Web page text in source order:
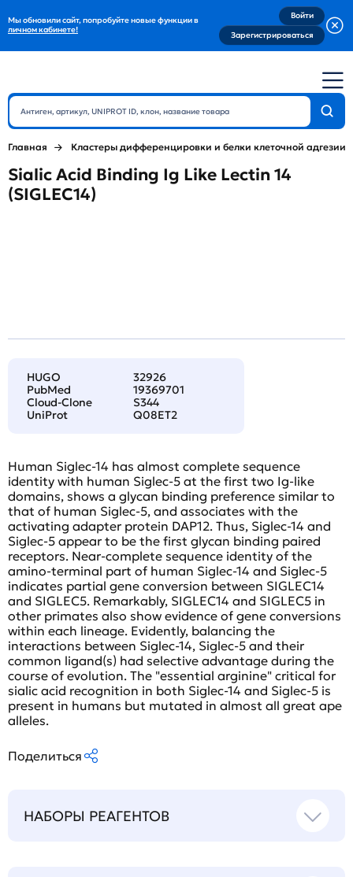
Мы обновили сайт, попробуйте новые функции в
личном кабинете!
Войти
Зарегистрироваться
Главная Кластеры дифференцировки и белки клеточной адгезии
Sialic Acid Binding Ig Like Lectin 14
(SIGLEC14)
HUGO
32926
PubMed
19369701
Cloud-Clone
S344
UniProt
Q08ET2
Human Siglec-14 has almost complete sequence
identity with human Siglec-5 at the first two Ig-like
domains, shows a glycan binding preference similar to
that of human Siglec-5, and associates with the
activating adapter protein DAP12. Thus, Siglec-14 and
Siglec-5 appear to be the first glycan binding paired
receptors. Near-complete sequence identity of the
amino-terminal part of human Siglec-14 and Siglec-5
indicates partial gene conversion between SIGLEC14
and SIGLEC5. Remarkably, SIGLEC14 and SIGLEC5 in
other primates also show evidence of gene conversions
within each lineage. Evidently, balancing the
interactions between Siglec-14, Siglec-5 and their
common ligand(s) had selective advantage during the
course of evolution. The "essential arginine" critical for
sialic acid recognition in both Siglec-14 and Siglec-5 is
present in humans but mutated in almost all great ape
alleles.
Поделиться
НАБОРЫ РЕАГЕНТОВ